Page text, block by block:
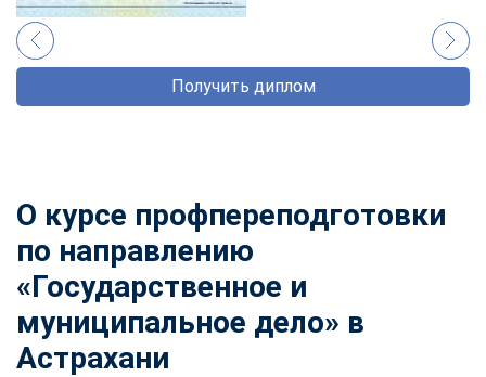
Получить диплом
О курсе профпереподготовки
по направлению
«Государственное и
муниципальное дело» в
Астрахани